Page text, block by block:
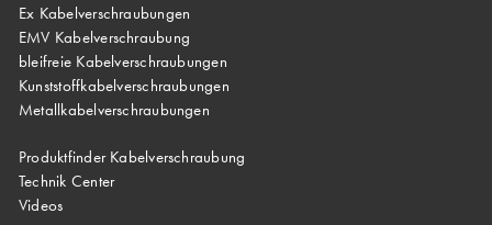
Ex Kabelverschraubungen
EMV Kabelverschraubung
bleifreie Kabelverschraubungen
Kunststoffkabelverschraubungen
Metallkabelverschraubungen
Produktfinder Kabelverschraubung
Technik Center
Videos